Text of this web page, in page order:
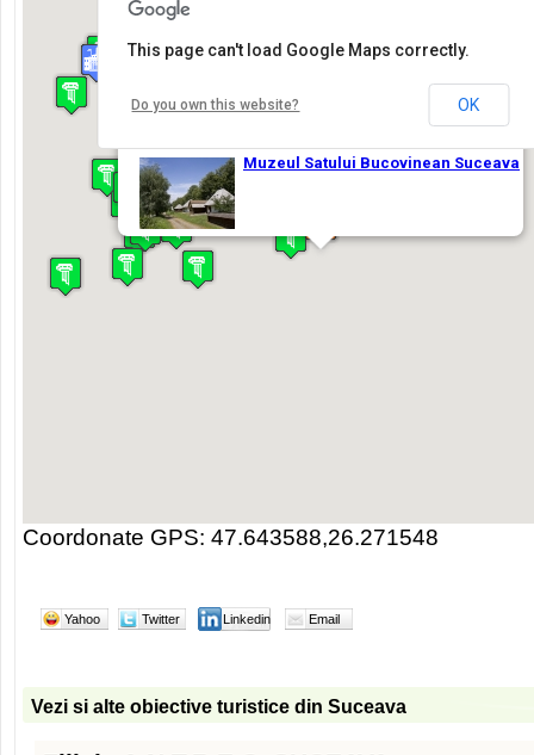
Coordonate GPS: 47.643588,26.271548
Yahoo Twitter Linkedin Email
Vezi si alte obiective turistice din Suceava